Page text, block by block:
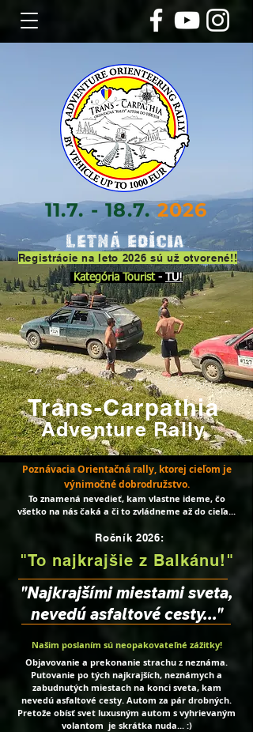
11.7. - 18.7.2026
Letná Edícia
Registrácie na leto 2026 sú už otvorené!!
Kategória Tourist - TU!
Kategória ADVENTURE classic
Trans-Carpathia
Adventure Rally
Poznávacia Orientačná rally, ktorej cieľom je
výnimočnédobrodružstvo.
To znamená nevedieť, kam vlastne ideme, čo
všetko na nás čaká a či to zvládneme až do cieľa...
Ročník 2026:
"To najkrajšie z Balkánu!"
"Najkrajšími miestami sveta,
nevedú asfaltové cesty..."
Našim poslaním sú neopakovateľné zážitky!
Objavovanie a prekonanie strachu z neznáma.
Putovanie po tých najkrajších, neznámych a
zabudnutých miestach na konci sveta, kam
nevedú asfaltové cesty. Autom za pár drobných.
Pretože obísť svet luxusným autom s vyhrievaným
volantom je skrátka nuda...:)